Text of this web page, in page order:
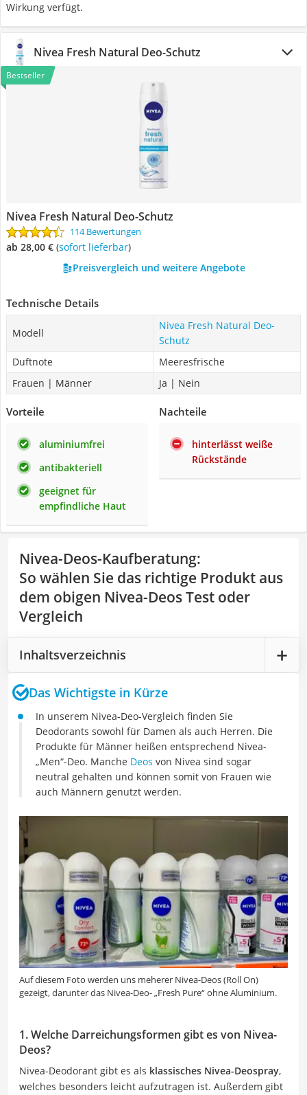
Wirkung verfügt.
Nivea Fresh Natural Deo-Schutz
Bestseller
Nivea Fresh Natural Deo-Schutz
114 Bewertungen
ab 28,00 € ( Sofort lieferbar)
Preisvergleich und weitere Angebote
Technische Details
Modell
Nivea Fresh Natural Deo-
Schutz
Duftnote
Meeresfrische
Frauen | Männer
Ja | Nein
Vorteile
aluminiumfrei
antibakteriell
geeignet für
empfindliche Haut
Nachteile
hinterlässt weiße
Rückstände
Nivea-Deos-Kaufberatung:
So wählen Sie das richtige Produkt aus
dem obigen Nivea-Deos Test oder
Vergleich
Inhaltsverzeichnis
Das Wichtigste in Kürze
In unserem Nivea-Deo-Vergleich finden Sie
Deodorants sowohl für Damen als auch Herren. Die
Produkte für Männer heißen entsprechend Nivea-
„Men“-Deo. Manche Deos von Nivea sind sogar
neutral gehalten und können somit von Frauen wie
auch Männern genutzt werden.
Auf diesem Foto werden uns meherer Nivea-Deos (Roll On)
gezeigt, darunter das Nivea-Deo- „Fresh Pure“ ohne Aluminium.
1. Welche Darreichungsformen gibt es von Nivea-
Deos?
Nivea-Deodorant gibt es als klassisches Nivea-Deospray,
welches besonders leicht aufzutragen ist. Außerdem gibt